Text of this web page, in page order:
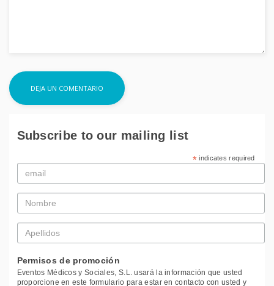
Subscribe to our mailing list
* indicates required
Email
*
Nombre
*
Apellidos
*
Permisos de promoción
Eventos Médicos y Sociales, S.L. usará la información que usted
proporcione en este formulario para estar en contacto con usted y